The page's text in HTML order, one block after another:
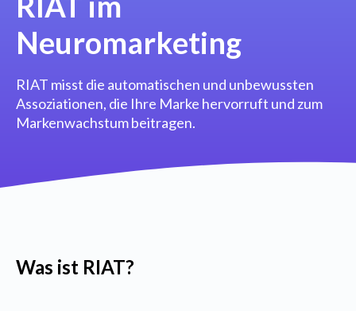
Neuromarketing
RIAT misst die automatischen und unbewussten
Assoziationen, die Ihre Marke hervorruft und zum
Markenwachstum beitragen.
Was ist RIAT?